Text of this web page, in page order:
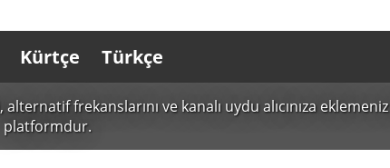
Kürtçe Türkçe
frekanslarını ve kanalı uydu alıcınıza
platformdur.